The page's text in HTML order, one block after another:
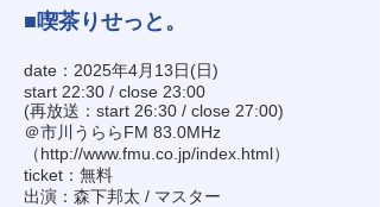
■喫茶りせっと。
date：2025年4月13日(日)
start 22:30 / close 23:00
(再放送：start 26:30 / close 27:00)
＠市川うららFM 83.0MHz
（http://www.fmu.co.jp/index.html）
ticket：無料
出演：森下邦太 / マスター